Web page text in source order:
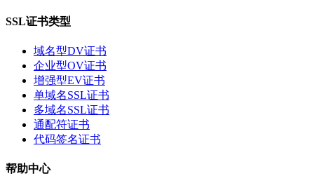
SSL证书类型
域名型DV证书
企业型OV证书
增强型EV证书
单域名SSL证书
多域名SSL证书
通配符证书
代码签名证书
帮助中心